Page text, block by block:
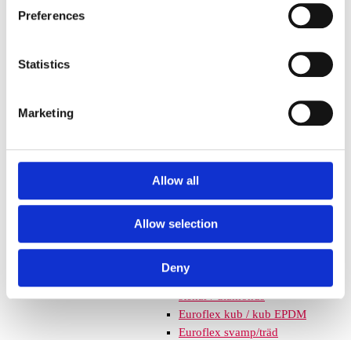
Preferences
Statistics
Marketing
Allow all
Allow selection
Deny
Euroflex fallskyddsmatta 70
mm - för fallhöjd 2,1 meter
mm - för fallhöjd 2,4 meter
Euroflex fallskyddsmatta 90
mm soft - för fallhöjd 3,0
mm – fallhöjd upp till 1,5 m
mm – fallhöjd upp till 2,1 m
Nordic rubber safe tiles 75
mm – fallhöjd upp till 2,5 m
Euroflex - övriga produkter
Euroflex hel & halvkulor /
stenar / diamonds
Euroflex kub / kub EPDM
Euroflex svamp/träd